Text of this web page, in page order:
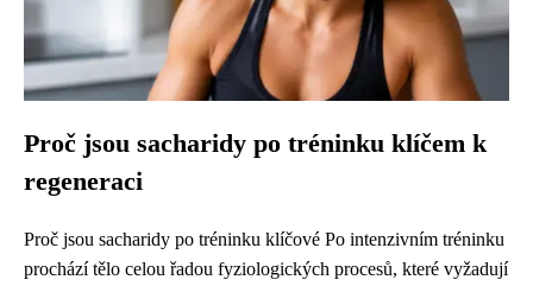
Proč jsou sacharidy po tréninku klíčem k
regeneraci
Proč jsou sacharidy po tréninku klíčové Po intenzivním tréninku
prochází tělo celou řadou fyziologických procesů, které vyžadují